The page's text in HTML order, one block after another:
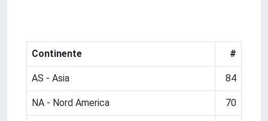
Continente #
AS - Asia 84
NA - Nord America 70